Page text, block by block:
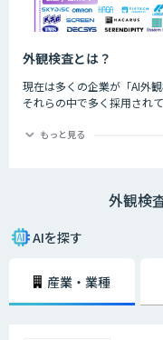
外観検査とは？
現在は多くの企業が「AI外
それらの中で多く採用され
たものです。AIによる画像
はもちろんのこと、画像検
画像（もしくは良品画像）
せていきます。
の判定結果を送信していく
もっと見る
外観検
AIを探す
産業・業種